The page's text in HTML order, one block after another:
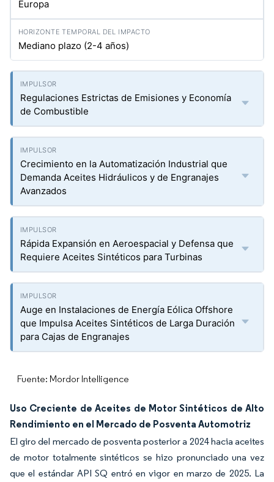
Europa
Mediano plazo (2-4 años)
Regulaciones Estrictas de Emisiones y Economía
de Combustible
Crecimiento en la Automatización Industrial que
Demanda Aceites Hidráulicos y de Engranajes
Avanzados
Rápida Expansión en Aeroespacial y Defensa que
Requiere Aceites Sintéticos para Turbinas
Auge en Instalaciones de Energía Eólica Offshore
que Impulsa Aceites Sintéticos de Larga Duración
para Cajas de Engranajes
Fuente: Mordor Intelligence
Uso Creciente de Aceites de Motor Sintéticos de Alto
Rendimiento en el Mercado de Posventa Automotriz
El giro del mercado de posventa posterior a 2024 hacia aceites
de motor totalmente sintéticos se hizo pronunciado una vez
que el estándar API SQ entró en vigor en marzo de 2025. La